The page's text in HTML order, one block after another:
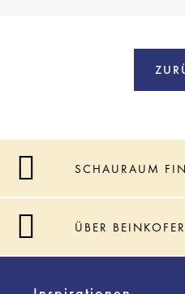
SCHAURAUM
ÜBER BEINKOFER